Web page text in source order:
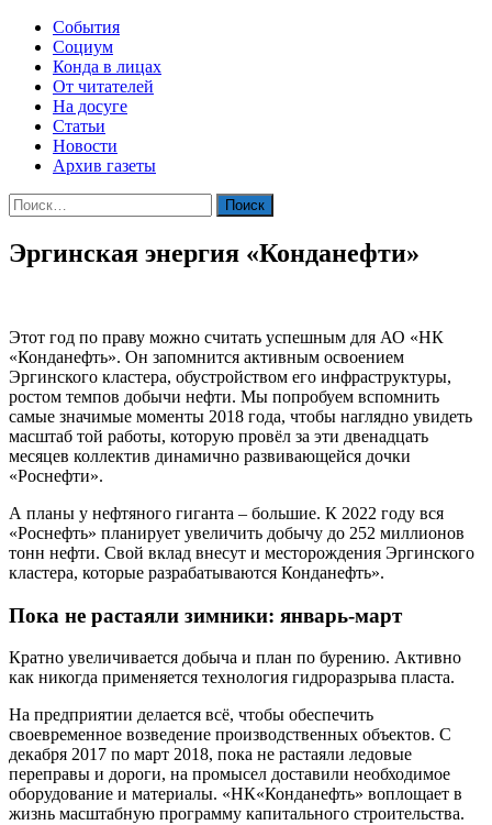
События
Социум
Конда в лицах
От читателей
На досуге
Статьи
Новости
Архив газеты
Найти:
Эргинская энергия «Конданефти»
Этот год по праву можно считать успешным для АО «НК
«Конданефть». Он запомнится активным освоением
Эргинского кластера, обустройством его инфраструктуры,
ростом темпов добычи нефти. Мы попробуем вспомнить
самые значимые моменты 2018 года, чтобы наглядно увидеть
масштаб той работы, которую провёл за эти двенадцать
месяцев коллектив динамично развивающейся дочки
«Роснефти».
А планы у нефтяного гиганта – большие. К 2022 году вся
«Роснефть» планирует увеличить добычу до 252 миллионов
тонн нефти. Свой вклад внесут и месторождения Эргинского
кластера, которые разрабатываются Конданефть».
Пока не растаяли зимники: январь-март
Кратно увеличивается добыча и план по бурению. Активно
как никогда применяется технология гидроразрыва пласта.
На предприятии делается всё, чтобы обеспечить
своевременное возведение производственных объектов. С
декабря 2017 по март 2018, пока не растаяли ледовые
переправы и дороги, на промысел доставили необходимое
оборудование и материалы. «НК«Конданефть» воплощает в
жизнь масштабную программу капитального строительства.